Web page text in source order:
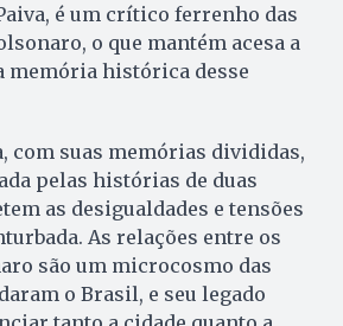
é um crítico ferrenho das
o que mantém acesa a
memória histórica desse
com suas memórias divididas,
pelas histórias de duas
as desigualdades e tensões
As relações entre os
são um microcosmo das
o Brasil, e seu legado